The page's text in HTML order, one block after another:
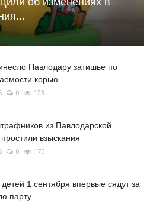
Павлодару затишье по
корью
0 123
из Павлодарской
взыскания
0 175
1 сентября впервые сядут за
парту...